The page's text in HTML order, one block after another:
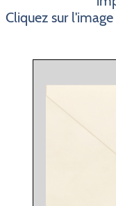
Cliquez sur